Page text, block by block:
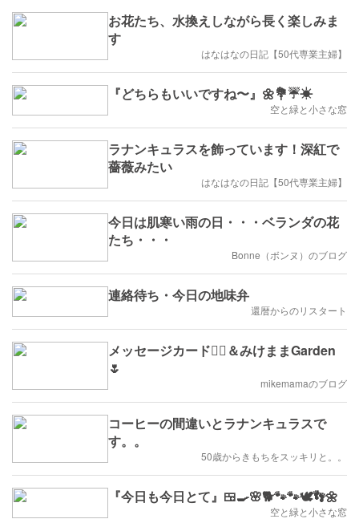
お花たち、水換えしながら長く楽しみま
す
はなはなの日記【50代専業主婦】
『どちらもいいですね〜』🌼💐☔☀
空と緑と小さな窓
ラナンキュラスを飾っています！深紅で
薔薇みたい
はなはなの日記【50代専業主婦】
今日は肌寒い雨の日・・・ベランダの花
たち・・・
Bonne（ボンヌ）のブログ
連絡待ち・今日の地味弁
還暦からのリスタート
メッセージカード✍🏻＆みけままGarden
🌷
mikemamaのブログ
コーヒーの間違いとラナンキュラスで
す。。
50歳からきもちをスッキリと。。
『今日も今日とて』🍱🍳🌸🐕🐾🐾🕊👣🌼
空と緑と小さな窓